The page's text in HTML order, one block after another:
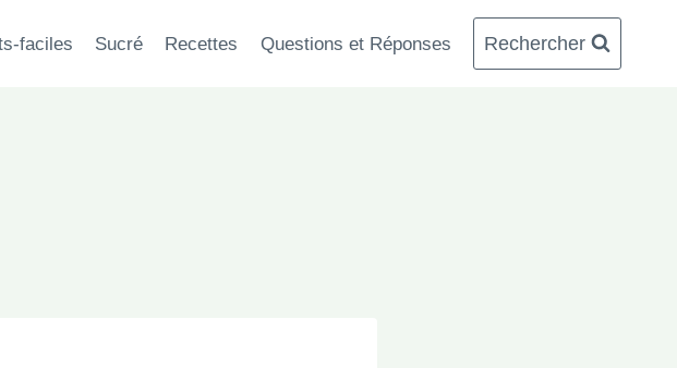
faciles Sucré Recettes Questions et Réponses Rechercher